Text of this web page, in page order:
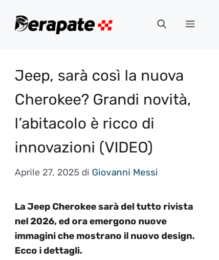
Menu
Jeep, sarà così la nuova
Cherokee? Grandi novità,
l’abitacolo è ricco di
innovazioni (VIDEO)
Aprile 27, 2025 di Giovanni Messi
La Jeep Cherokee sarà del tutto rivista
nel 2026, ed ora emergono nuove
immagini che mostrano il nuovo design.
Ecco i dettagli.